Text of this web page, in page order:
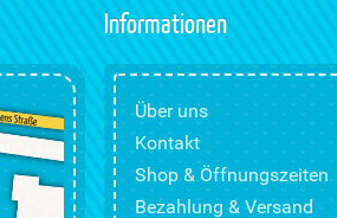
Informationen
Über uns
Kontakt
Shop & Öffnungszeiten
Bezahlung & Versand